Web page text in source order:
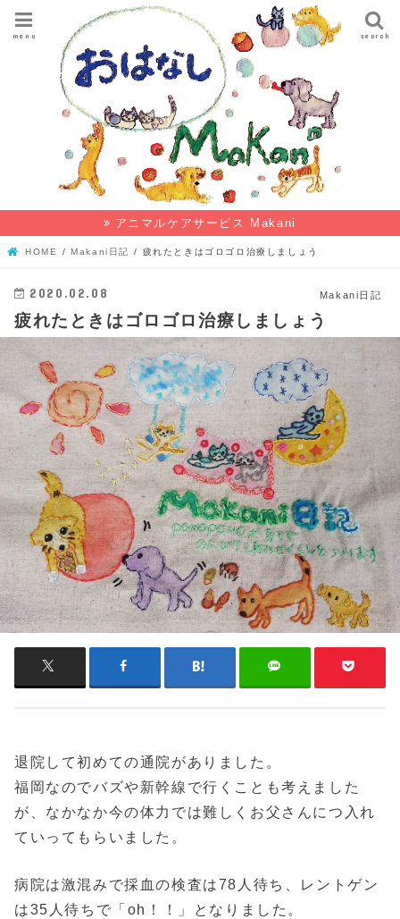
search
menu
アニマルケアサービス Makani
HOME Makani日記 疲れたときはゴロゴロ治療しましょう
Makani日記
2020.02.08
疲れたときはゴロゴロ治療しましょう
退院して初めての通院がありました。
福岡なのでバズや新幹線で行くことも考えました
が、なかなか今の体力では難しくお父さんにつ入れ
ていってもらいました。
病院は激混みで採血の検査は78人待ち、レントゲン
は35人待ちで「oh！！」となりました。